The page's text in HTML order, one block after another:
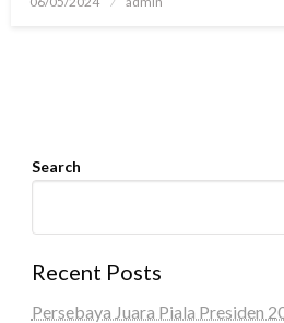
Search
Recent Posts
Persebaya Juara Piala Presiden